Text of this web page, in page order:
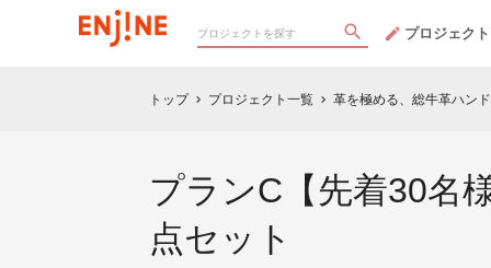
プロジェク
トップ chevron_right プロジェクト一覧 chevron_right 革を極める、総牛革ハン
プランC【先着30名
点セット